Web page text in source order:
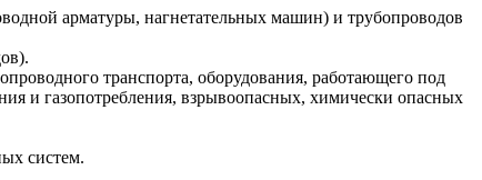
арматуры, нагнетательных машин) и трубопроводов
транспорта, оборудования, работающего под
и газопотребления, взрывоопасных, химически опасных
систем.